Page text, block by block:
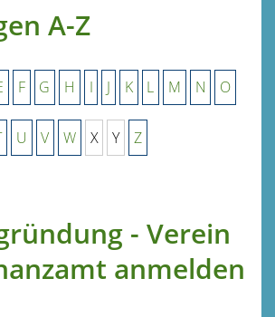
A-Z
F G H I J K L M N O
U V W X Y Z
- Verein
anmelden